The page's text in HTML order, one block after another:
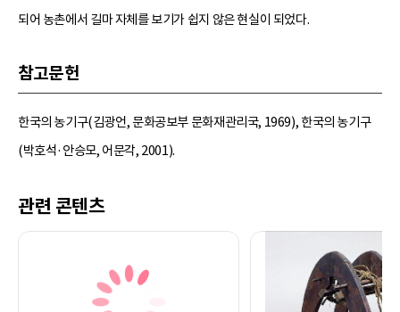
되어 농촌에서 길마 자체를 보기가 쉽지 않은 현실이 되었다.
참고문헌
한국의 농기구(김광언, 문화공보부 문화재관리국, 1969), 한국의 농기구
(박호석·안승모, 어문각, 2001).
관련 콘텐츠